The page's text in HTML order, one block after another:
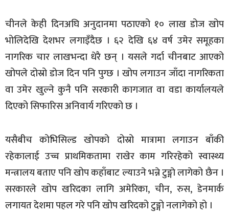
चीनले केही दिनअघि अनुदानमा पठाएको १० लाख डोज खोप
भोलिदेखि देशभर लगाइँदैछ । ६२ देखि ६४ वर्ष उमेर समूहका
नागरिक चार लाखभन्दा धेरै छन् । यसले गर्दा चीनबाट आएको
खोपले दोस्रो डोज दिन पनि पुग्छ । खोप लगाउन जाँदा नागरिकता
वा उमेर खुल्ने कुनै पनि सरकारी कागजात वा वडा कार्यालयले
दिएको सिफारिस अनिवार्य गरिएको छ ।
यसैबीच कोभिसिल्ड खोपको दोस्रो मात्रामा लगाउन बाँकी
रहेकालाई उच्च प्राथमिकतामा राखेर काम गरिरहेको स्वास्थ्य
मन्त्रालय बताए पनि खोप कहाँबाट ल्याउने भन्ने टुङ्गाे लागेको छैन ।
सरकारले खोप खरिदका लागि अमेरिका, चीन, रुस, डेनमार्क
लगायत देशमा पहल गरे पनि खोप खरिदको टुङ्गो नलागेको हो ।